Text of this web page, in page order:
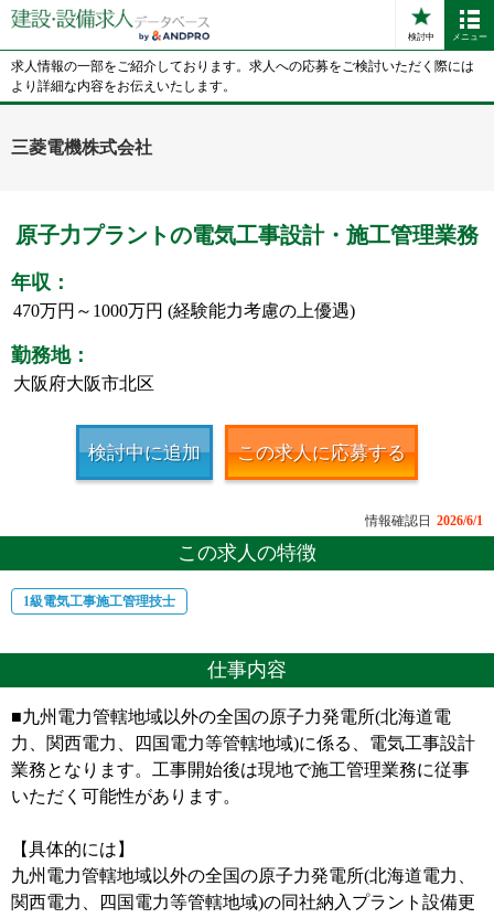
検討中 メニュー
求人情報の一部をご紹介しております。求人への応募をご検討いただく際には
より詳細な内容をお伝えいたします。
三菱電機株式会社
原子力プラントの電気工事設計・施工管理業務
年収：
470万円～1000万円 (経験能力考慮の上優遇)
勤務地：
大阪府大阪市北区
検討中に追加 この求人に応募する
情報確認日 2026/6/1
この求人の特徴
1級電気工事施工管理技士
仕事内容
■九州電力管轄地域以外の全国の原子力発電所(北海道電
力、関西電力、四国電力等管轄地域)に係る、電気工事設計
業務となります。工事開始後は現地で施工管理業務に従事
いただく可能性があります。
【具体的には】
九州電力管轄地域以外の全国の原子力発電所(北海道電力、
関西電力、四国電力等管轄地域)の同社納入プラント設備更